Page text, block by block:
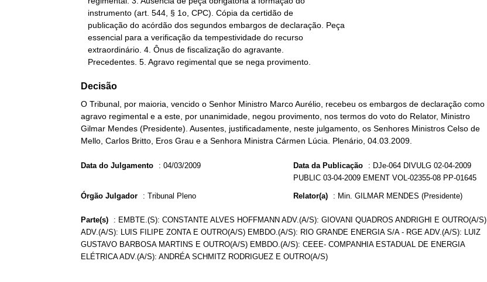
   Precedentes. 5. Agravo regimental que se nega provimento.
Decisão
O Tribunal, por maioria, vencido o Senhor Ministro Marco Aurélio, recebeu os embargos de declaração como
agravo regimental e a este, por unanimidade, negou provimento, nos termos do voto do Relator, Ministro
Gilmar Mendes (Presidente). Ausentes, justificadamente, neste julgamento, os Senhores Ministros Celso de
Mello, Carlos Britto, Eros Grau e a Senhora Ministra Cármen Lúcia. Plenário, 04.03.2009.
Data do Julgamento : 04/03/2009 Data da Publicação : DJe-064 DIVULG 02-04-2009
PUBLIC 03-04-2009 EMENT VOL-02355-08 PP-01645
Órgão Julgador : Tribunal Pleno Relator(a) : Min. GILMAR MENDES (Presidente)
Parte(s) : EMBTE.(S): CONSTANTE ALVES HOFFMANN ADV.(A/S): GIOVANI QUADROS ANDRIGHI E OUTRO(A/S)
ADV.(A/S): LUIS FILIPE ZONTA E OUTRO(A/S) EMBDO.(A/S): RIO GRANDE ENERGIA S/A - RGE ADV.(A/S): LUIZ
GUSTAVO BARBOSA MARTINS E OUTRO(A/S) EMBDO.(A/S): CEEE- COMPANHIA ESTADUAL DE ENERGIA
ELÉTRICA ADV.(A/S): ANDRÉA SCHMITZ RODRIGUEZ E OUTRO(A/S)